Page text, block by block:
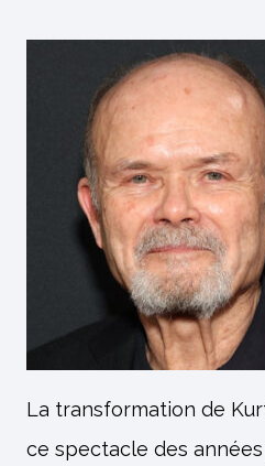
La transformation de
ce spectacle des